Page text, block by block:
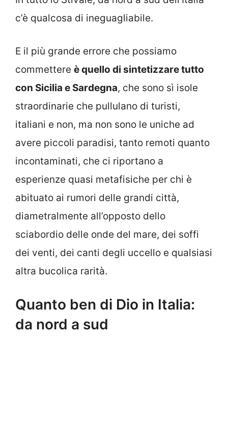
c’è qualcosa di ineguagliabile.
E il più grande errore che possiamo
commettere è quello di sintetizzare tutto
con Sicilia e Sardegna, che sono sì isole
straordinarie che pullulano di turisti,
italiani e non, ma non sono le uniche ad
avere piccoli paradisi, tanto remoti quanto
incontaminati, che ci riportano a
esperienze quasi metafisiche per chi è
abituato ai rumori delle grandi città,
diametralmente all’opposto dello
sciabordio delle onde del mare, dei soffi
dei venti, dei canti degli uccello e qualsiasi
altra bucolica rarità.
Quanto ben di Dio in Italia:
da nord a sud